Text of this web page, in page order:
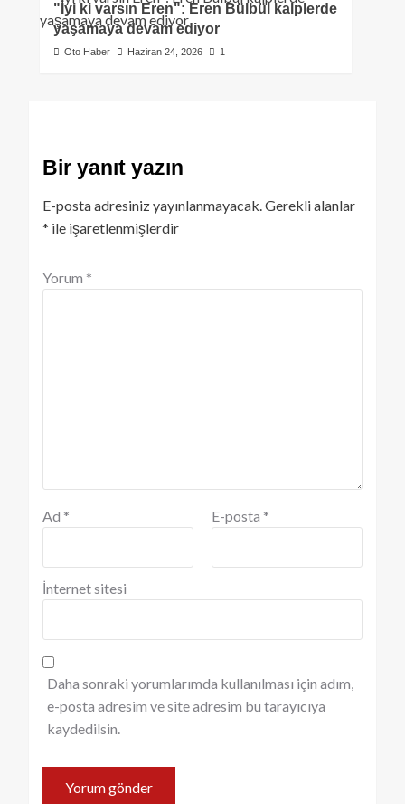
"İyi ki varsın Eren": Eren Bülbül kalplerde
yaşamaya devam ediyor
Oto Haber Haziran 24, 2026 1
Bir yanıt yazın
E-posta adresiniz yayınlanmayacak.Gerekli alanlar
* ile işaretlenmişlerdir
Yorum *
Ad * E-posta *
İnternet sitesi
Daha sonraki yorumlarımda kullanılması için adım,
e-posta adresim ve site adresim bu tarayıcıya
kaydedilsin.